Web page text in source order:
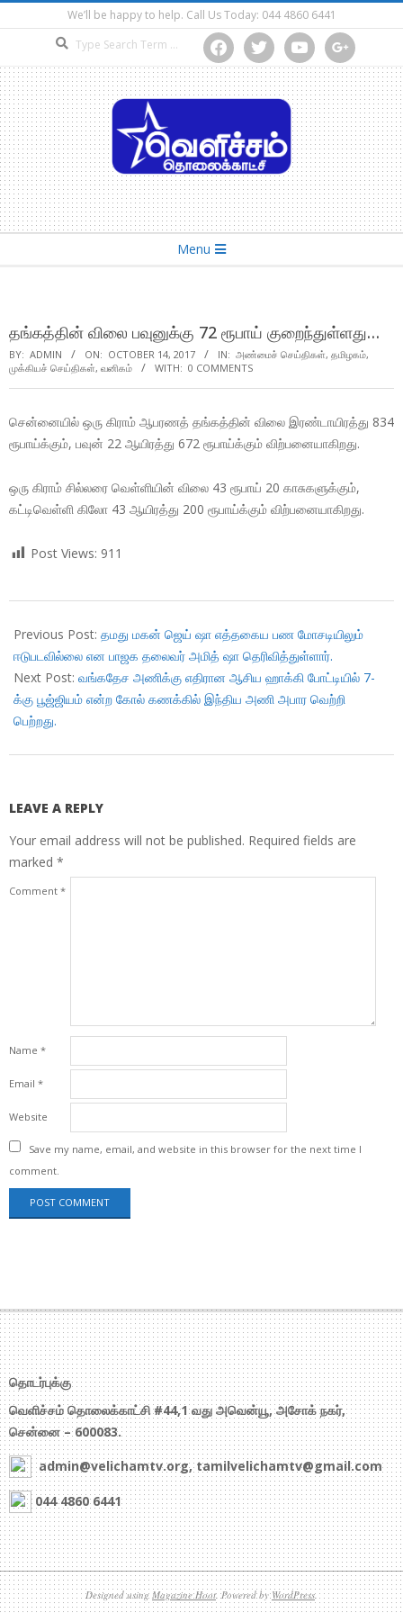
to
We’ll be happy to help. Call Us Today: 044 4860 6441
facebooktwitter youtube google
Menu
தங்கத்தின் விலை பவுனுக்கு 72 ரூபாய் குறைந்துள்ளது…
BY: ADMIN ON: OCTOBER 14, 2017 IN: அண்மைச் செய்திகள், தமிழகம்,
முக்கியச் செய்திகள், வனிகம் WITH: 0 COMMENTS
சென்னையில் ஒரு கிராம் ஆபரணத் தங்கத்தின் விலை இரண்டாயிரத்து 834
ரூபாய்க்கும், பவுன் 22 ஆயிரத்து 672 ரூபாய்க்கும் விற்பனையாகிறது.
ஒரு கிராம் சில்லரை வெள்ளியின் விலை 43 ரூபாய் 20 காசுகளுக்கும்,
கட்டிவெள்ளி கிலோ 43 ஆயிரத்து 200 ரூபாய்க்கும் விற்பனையாகிறது.
Post Views: 911
10-
14
Previous Post: தமது மகன் ஜெய் ஷா எத்தகைய பண மோசடியிலும்
ஈடுபடவில்லை என பாஜக தலைவர் அமித் ஷா தெரிவித்துள்ளார்.
Next Post: வங்கதேச அணிக்கு எதிரான ஆசிய ஹாக்கி போட்டியில் 7-
க்கு பூஜ்ஜியம் என்ற கோல் கணக்கில் இந்திய அணி அபார வெற்றி
பெற்றது.
LEAVE A REPLY
Your email address will not be published. Required fields are
marked *
Comment *
Name *
Email *
Website
Save my name, email, and website in this browser for the next time I
comment.
தொடர்புக்கு
வெளிச்சம் தொலைக்காட்சி #44,1 வது அவென்யூ, அசோக் நகர்,
சென்னை – 600083.
admin@velichamtv.org, tamilvelichamtv@gmail.com
044 4860 6441
Designed using Magazine Hoot. Powered byWordPress.